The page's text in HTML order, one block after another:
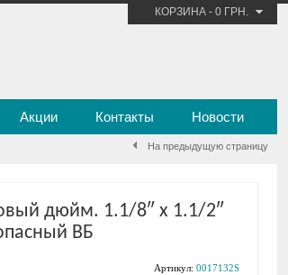
КОРЗИНА - 0 ГРН.
Акции Контакты Новости
На предыдущую страницу
дюйм. 1.1/8″ x 1.1/2″
ВБ
Артикул: 0017132S